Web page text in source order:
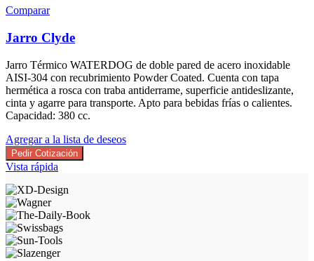
Comparar
Jarro Clyde
Jarro Térmico WATERDOG de doble pared de acero inoxidable
AISI-304 con recubrimiento Powder Coated. Cuenta con tapa
hermética a rosca con traba antiderrame, superficie antideslizante,
cinta y agarre para transporte. Apto para bebidas frías o calientes.
Capacidad: 380 cc.
Agregar a la lista de deseos
Pedir Cotización
Vista rápida